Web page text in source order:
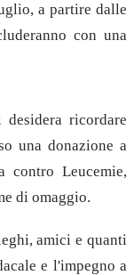
a partire dalle
con una
ricordare
una donazione a
contro Leucemie,
di omaggio.
amici e quanti
e l'impegno a